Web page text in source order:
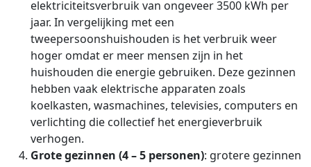
elektriciteitsverbruik van ongeveer 3500 kWh per
jaar. In vergelijking met een
tweepersoonshuishouden is het verbruik weer
hoger omdat er meer mensen zijn in het
huishouden die energie gebruiken. Deze gezinnen
hebben vaak elektrische apparaten zoals
koelkasten, wasmachines, televisies, computers en
verlichting die collectief het energieverbruik
verhogen.
Grote gezinnen (4 – 5 personen): grotere gezinnen